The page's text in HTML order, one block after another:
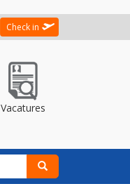
Check in
Vacatures